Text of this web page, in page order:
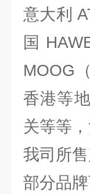
意大利
国
MOOG
香港等
关等等
我司所
部分品